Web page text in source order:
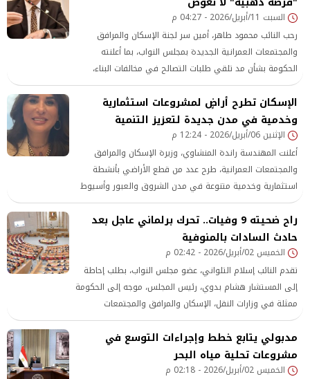
السبت 11/أبريل/2026 - 04:27 م
رحب النائب محمود طاهر، أمين سر لجنة الإسكان والمرافق
والمجتمعات العمرانية الجديدة بمجلس النواب، بما أعلنته
الحكومة بشأن مد تلقي طلبات التصالح في مخالفات البناء،
وكذلك مد فترة تلقي طلبات الحصول على وحدات بديلة عن
الإيجار القديم.
الإسكان تطرح أراضٍ لمشروعات استثمارية
وخدمية في مدن جديدة لتعزيز التنمية
الإثنين 06/أبريل/2026 - 12:24 م
أعلنت المهندسة راندة المنشاوي، وزيرة الإسكان والمرافق
والمجتمعات العمرانية، طرح عدد من قطع الأراضي بأنشطة
استثمارية وخدمية متنوعة في مدن الشروق والعبور وأسيوط
الجديدة والفيوم الجديدة وبني سويف الجديدة.
راح ضحيته 9 وفيات.. تحرك برلماني عاجل بعد
حادث السادات بالمنوفية
الخميس 02/أبريل/2026 - 02:42 م
تقدم النائب إسلام التلواني، عضو مجلس النواب، بطلب إحاطة
إلى المستشار هشام بدوي، رئيس المجلس، موجه إلى الحكومة
ممثلة في وزارات النقل، الإسكان والمرافق والمجتمعات
العمرانية الجديدة، والتنمية المحلية، بشأن حادث بطريق كفر
وفيات وعدد من المصابين وفقا للتقديرات الأولية حتى الآن.
مدبولي يتابع خطط وإجراءات التوسع في
مشروعات تحلية مياه البحر
الخميس 02/أبريل/2026 - 02:18 م